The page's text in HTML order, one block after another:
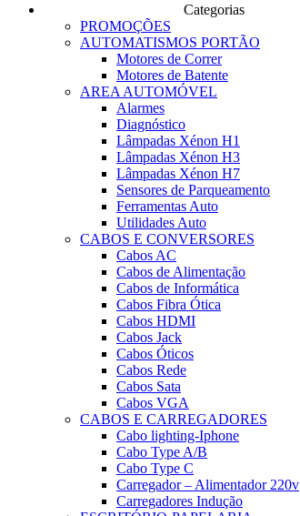
Categorias
PROMOÇÕES
AUTOMATISMOS PORTÃO
Motores de Correr
Motores de Batente
AREA AUTOMÓVEL
Alarmes
Diagnóstico
Lâmpadas Xénon H1
Lâmpadas Xénon H3
Lâmpadas Xénon H7
Sensores de Parqueamento
Ferramentas Auto
Utilidades Auto
CABOS E CONVERSORES
Cabos AC
Cabos de Alimentação
Cabos de Informática
Cabos Fibra Ótica
Cabos HDMI
Cabos Jack
Cabos Óticos
Cabos Rede
Cabos Sata
Cabos VGA
CABOS E CARREGADORES
Cabo lighting-Iphone
Cabo Type A/B
Cabo Type C
Carregador – Alimentador 220v
Carregadores Indução